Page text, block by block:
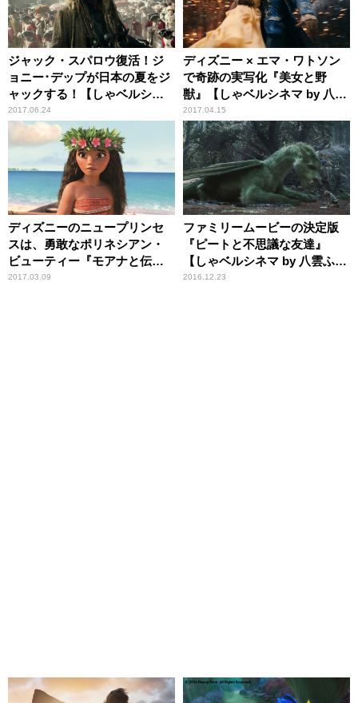
ジャック・スパロウ復活！ジ
ョニー･デップが日本の夏をジ
ャックする！【しゃベルシネ
マ by 八雲ふみね･第228回】
2017.06.24
ディズニー × エマ・ワトソン
で奇跡の実写化『美女と野
獣』【しゃベルシネマ by 八雲
ふみね・第188回】
2017.04.15
ディズニーのニュープリンセ
スは、勇敢なポリネシアン・
ビューティー『モアナと伝説
の海』【しゃベルシネマ by 八
2017.03.09
ファミリームービーの決定版
『ピートと不思議な友達』
【しゃベルシネマ by 八雲ふみ
ね・第126回】
2016.12.23